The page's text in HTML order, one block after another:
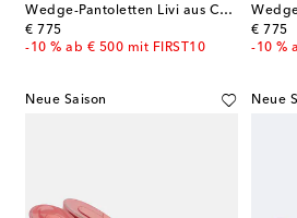
Wedge-Pantoletten Livi aus Canvas mit Leder
€ 775
original price
-10 % ab € 500 mit FIRST10
€ 775
-10 %
Neue Saison Neue